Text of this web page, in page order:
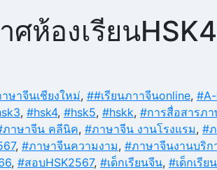
ห้องเรียน
ษาจีนเชียงใหม่, ##เรียนภาาจีนonline,
, #hsk4, #hsk5, #hskk, #การสื่อสารภ
ภาษาจีน คลีนิค, #ภาษาจีน งานโรงแรม, #
, #ภาษาจีนความงาม, #ภาษาจีนงานบริก
, #สอบHSK2567, #เด็กเรียนจีน, #เด็กเรี